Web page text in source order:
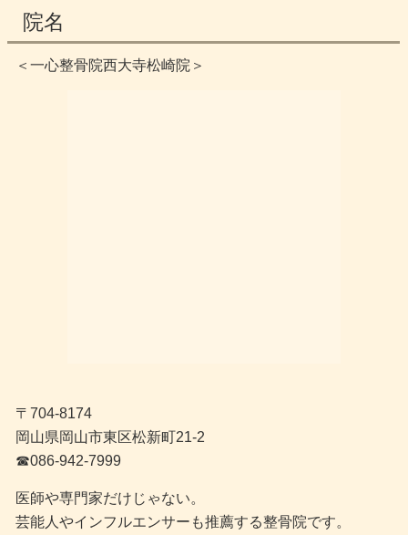
院名
＜一心整骨院西大寺松崎院＞
〒704-8174
岡山県岡山市東区松新町21-2
☎︎086-942-7999
医師や専門家だけじゃない。
芸能人やインフルエンサーも推薦する整骨院です。